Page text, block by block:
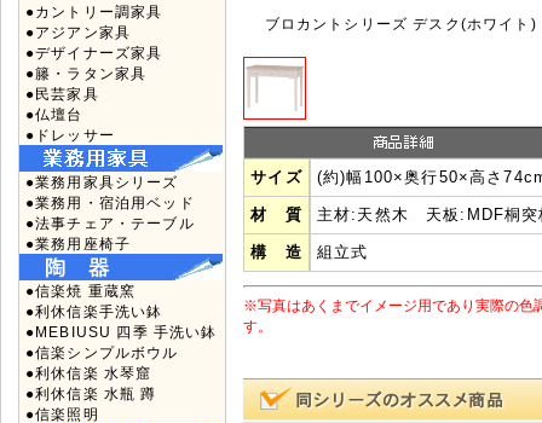
●カントリー調家具
●アジアン家具
●デザイナーズ家具
●籐・ラタン家具
●民芸家具
●仏壇台
●ドレッサー
●業務用家具シリーズ
●業務用・宿泊用ベッド
●法事チェア・テーブル
●業務用座椅子
●信楽焼 重蔵窯
●利休信楽手洗い鉢
●MEBIUSU 四季 手洗い鉢
●信楽シンプルボウル
●利休信楽 水琴窟
●利休信楽 水瓶 蹲
●信楽照明
ブロカントシリーズ デスク(ホワイト
サイズ (約)幅100×奥行50×高さ
材 質 主材:天然木 天板:MDF桐突
構 造 組立式
※写真はあくまでイメージ用であり実際の色
す。